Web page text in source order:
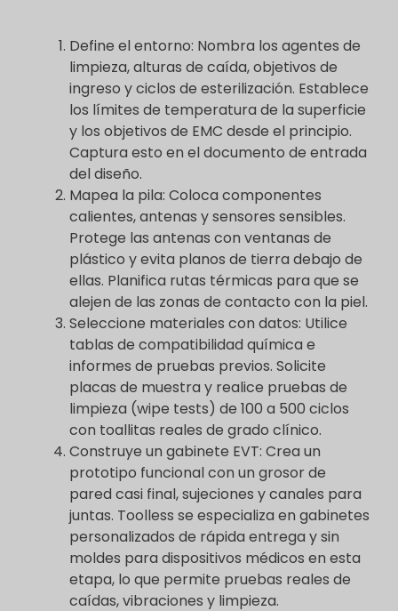
Define el entorno: Nombra los agentes de
limpieza, alturas de caída, objetivos de
ingreso y ciclos de esterilización. Establece
los límites de temperatura de la superficie
y los objetivos de EMC desde el principio.
Captura esto en el documento de entrada
del diseño.
Mapea la pila: Coloca componentes
calientes, antenas y sensores sensibles.
Protege las antenas con ventanas de
plástico y evita planos de tierra debajo de
ellas. Planifica rutas térmicas para que se
alejen de las zonas de contacto con la piel.
Seleccione materiales con datos: Utilice
tablas de compatibilidad química e
informes de pruebas previos. Solicite
placas de muestra y realice pruebas de
limpieza (wipe tests) de 100 a 500 ciclos
con toallitas reales de grado clínico.
Construye un gabinete EVT: Crea un
prototipo funcional con un grosor de
pared casi final, sujeciones y canales para
juntas. Toolless se especializa en gabinetes
personalizados de rápida entrega y sin
moldes para dispositivos médicos en esta
etapa, lo que permite pruebas reales de
caídas, vibraciones y limpieza.